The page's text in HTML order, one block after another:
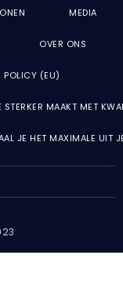
MEDIA
OVER ONS
POLICY (EU)
MAAKT MET
JE HET MAXIMALE UIT